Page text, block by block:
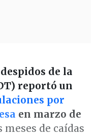
de la
reportó un
por
en marzo de
meses de caídas